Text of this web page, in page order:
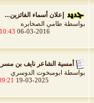
إعلان أسماء الفائزين...
بواسطة طامي الصخابره
06-03-2016
10:43 AM
أمسية الشاعر نايف بن
بواسطة ابومبخوت الدوسري
19-03-2025
PM